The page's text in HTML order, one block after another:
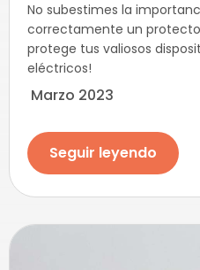
No subestimes la
correctamente un
protege tus valiosos
eléctricos!
Marzo 2023
Seguir leyendo